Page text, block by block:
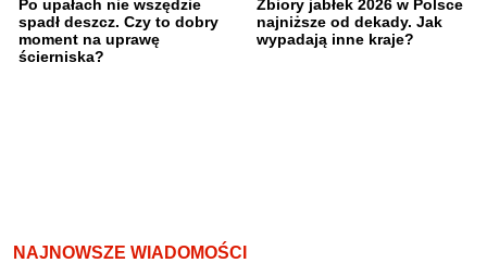
Po upałach nie wszędzie
spadł deszcz. Czy to dobry
moment na uprawę
ścierniska?
Zbiory jabłek 2026 w Polsce
najniższe od dekady. Jak
wypadają inne kraje?
NAJNOWSZE WIADOMOŚCI